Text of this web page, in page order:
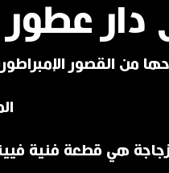
دار
من القصور